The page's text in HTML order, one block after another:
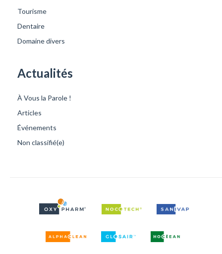
Tourisme
Dentaire
Domaine divers
Actualités
À Vous la Parole !
Articles
Événements
Non classifié(e)